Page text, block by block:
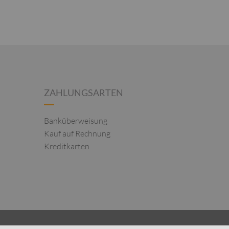
ZAHLUNGSARTEN
Banküberweisung
Kauf auf Rechnung
Kreditkarten